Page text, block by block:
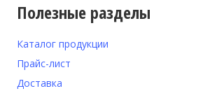
Полезные разделы
Каталог продукции
Прайс-лист
Доставка